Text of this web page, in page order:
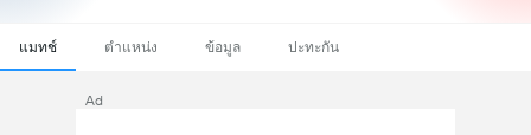
แมทช์ ตำแหน่ง ข้อมูล ปะทะกัน
Ad